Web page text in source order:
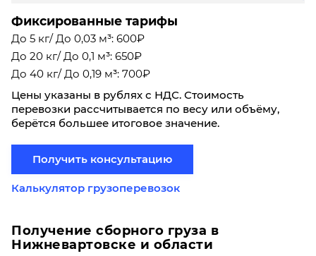
Фиксированные тарифы
До 5 кг/ До 0,03 м³: 600₽
До 20 кг/ До 0,1 м³: 650₽
До 40 кг/ До 0,19 м³: 700₽
Цены указаны в рублях с НДС. Стоимость
перевозки рассчитывается по весу или объёму,
берётся большее итоговое значение.
Получить консультацию
Калькулятор грузоперевозок
Получение сборного груза в
Нижневартовске и области